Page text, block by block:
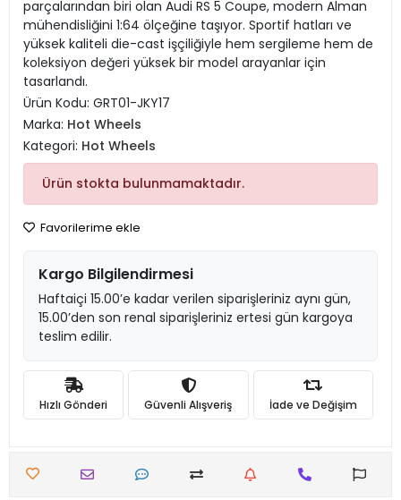
parçalarından biri olan Audi RS 5 Coupe, modern Alman
mühendisliğini 1:64 ölçeğine taşıyor. Sportif hatları ve
yüksek kaliteli die-cast işçiliğiyle hem sergileme hem de
koleksiyon değeri yüksek bir model arayanlar için
tasarlandı.
Ürün Kodu: GRT01-JKY17
Marka: Hot Wheels
Kategori: Hot Wheels
Ürün stokta bulunmamaktadır.
Favorilerime ekle
Kargo Bilgilendirmesi
Haftaiçi 15.00’e kadar verilen siparişleriniz aynı gün,
15.00’den son renal siparişleriniz ertesi gün kargoya
teslim edilir.
Hızlı Gönderi Güvenli Alışveriş İade ve Değişim